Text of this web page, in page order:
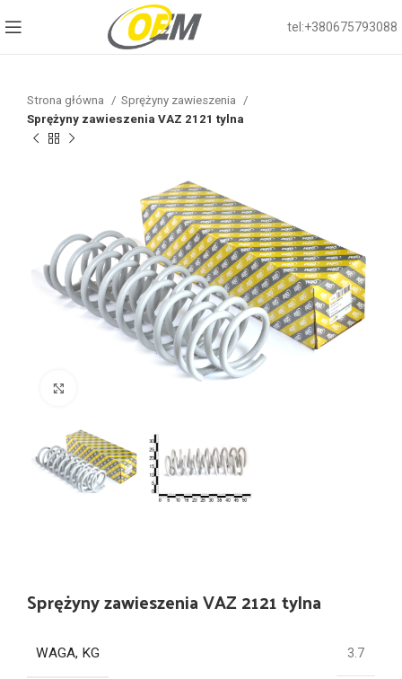
tel:+380675793088
Strona główna
Sprężyny zawieszenia
Sprężyny zawieszenia VAZ 2121 tylna
Sprężyny zawieszenia VAZ 2121 tylna
WAGA, KG 3.7